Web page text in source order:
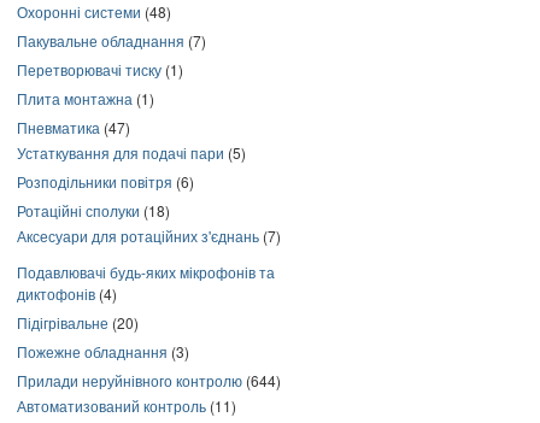
Охоронні системи (48)
Пакувальне обладнання (7)
Перетворювачі тиску (1)
Плита монтажна (1)
Пневматика (47)
Устаткування для подачі пари (5)
Розподільники повітря (6)
Ротаційні сполуки (18)
Аксесуари для ротаційних з'єднань (7)
Подавлювачі будь-яких мікрофонів та
диктофонів (4)
Підігрівальне (20)
Пожежне обладнання (3)
Прилади неруйнівного контролю (644)
Автоматизований контроль (11)